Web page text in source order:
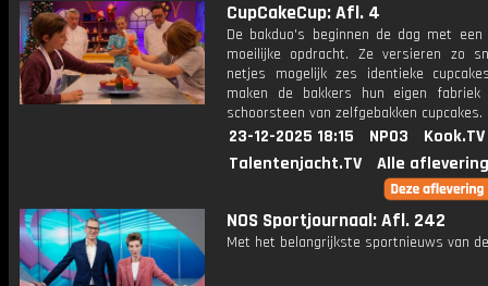
CupCakeCup: Afl. 4
De bakduo's beginnen de dag met een
moeilijke opdracht. Ze versieren zo
netjes mogelijk zes identieke
maken de bakkers hun eigen
schoorsteen van zelfgebakken cupcakes.
23-12-2025 18:15 NPO3
Kook.TV
Talentenjacht.TV
Alle
NOS Sportjournaal: Afl. 242
Met het belangrijkste sportnieuws van